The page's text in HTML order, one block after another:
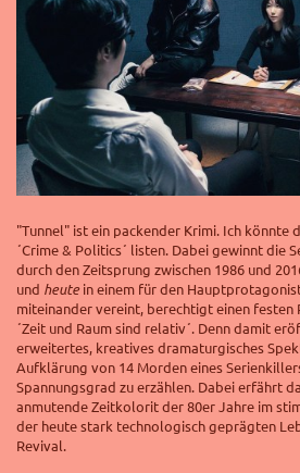
"Tunnel" ist ein packender Krimi. Ich könnte
´Crime & Politics´ listen. Dabei gewinnt die
durch den Zeitsprung zwischen 1986 und
und heutein einem für den
miteinander vereint, berechtigt einen festen
´Zeit und Raum sind relativ´. Denn damit
erweitertes, kreatives dramaturgisches
Aufklärung von 14 Morden eines
Spannungsgrad zu erzählen. Dabei erfährt
anmutende Zeitkolorit der 80er Jahre im
der heute stark technologisch geprägten
Revival.